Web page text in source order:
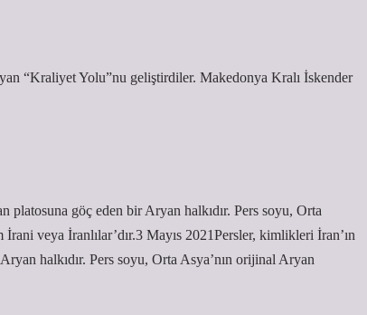
“Kraliyet Yolu”nu geliştirdiler. Makedonya Kralı İskender
platosuna göç eden bir Aryan halkıdır. Pers soyu, Orta
veya İranlılar’dır.3 Mayıs 2021Persler, kimlikleri İran’ın
halkıdır. Pers soyu, Orta Asya’nın orijinal Aryan